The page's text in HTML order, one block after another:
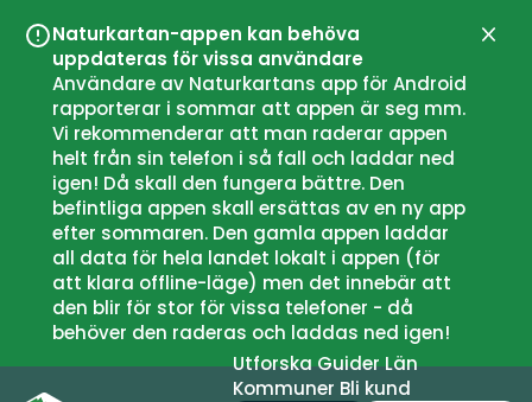
Naturkartan-appen kan behöva
uppdateras för vissa användare
Användare av Naturkartans app för Android
rapporterar i sommar att appen är seg mm.
Vi rekommenderar att man raderar appen
helt från sin telefon i så fall och laddar ned
igen! Då skall den fungera bättre. Den
befintliga appen skall ersättas av en ny app
efter sommaren. Den gamla appen laddar
all data för hela landet lokalt i appen (för
att klara offline-läge) men det innebär att
den blir för stor för vissa telefoner - då
behöver den raderas och laddas ned igen!
UtforskaGuiderLän
Kommuner Bli kund